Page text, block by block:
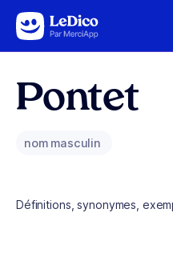
Aller au contenu
Pontet
nom masculin
Définitions, synonymes,